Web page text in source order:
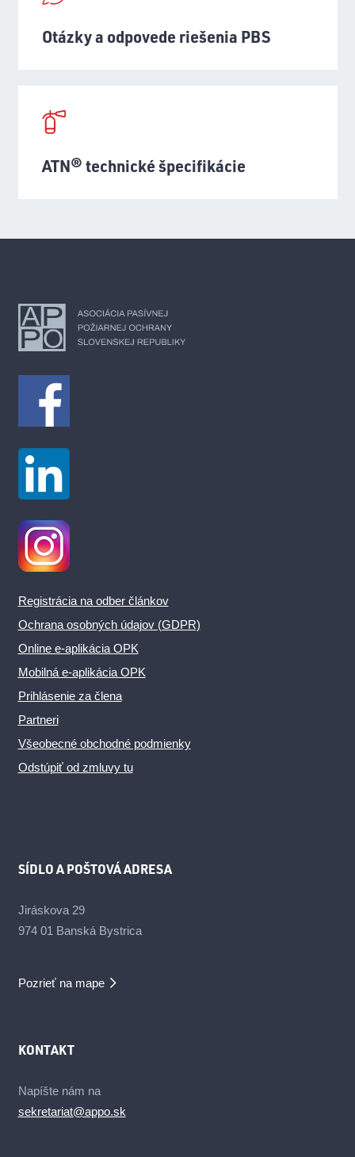
Otázky a odpovede riešenia PBS
ATN® technické špecifikácie
Registrácia na odber článkov
Ochrana osobných údajov (GDPR)
Online e-aplikácia OPK
Mobilná e-aplikácia OPK
Prihlásenie za člena
Partneri
Všeobecné obchodné podmienky
Odstúpiť od zmluvy tu
SÍDLO A POŠTOVÁ ADRESA
Jiráskova 29
974 01 Banská Bystrica
Pozrieť na mape
KONTAKT
Napíšte nám na
sekretariat@appo.sk